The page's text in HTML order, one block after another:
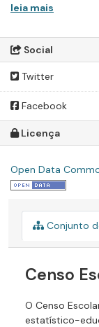
leia mais
Social
Twitter
Facebook
Licença
Open Data
Conjunto
Censo
O Censo
estatístico-